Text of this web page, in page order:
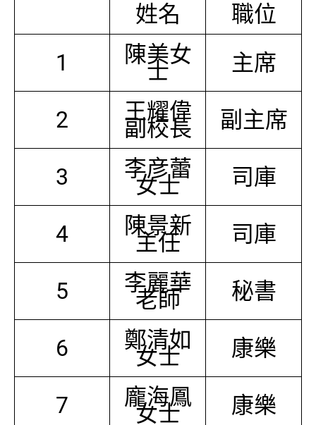
姓名
職位
1
陳美女
士 主席
2 王耀偉
副校長 副主席
3 李彦蕾
女士 司庫
4 陳景新
主任 司庫
5 李麗華
老師 秘書
6 鄭清如
女士 康樂
7 龐海鳳
女士 康樂